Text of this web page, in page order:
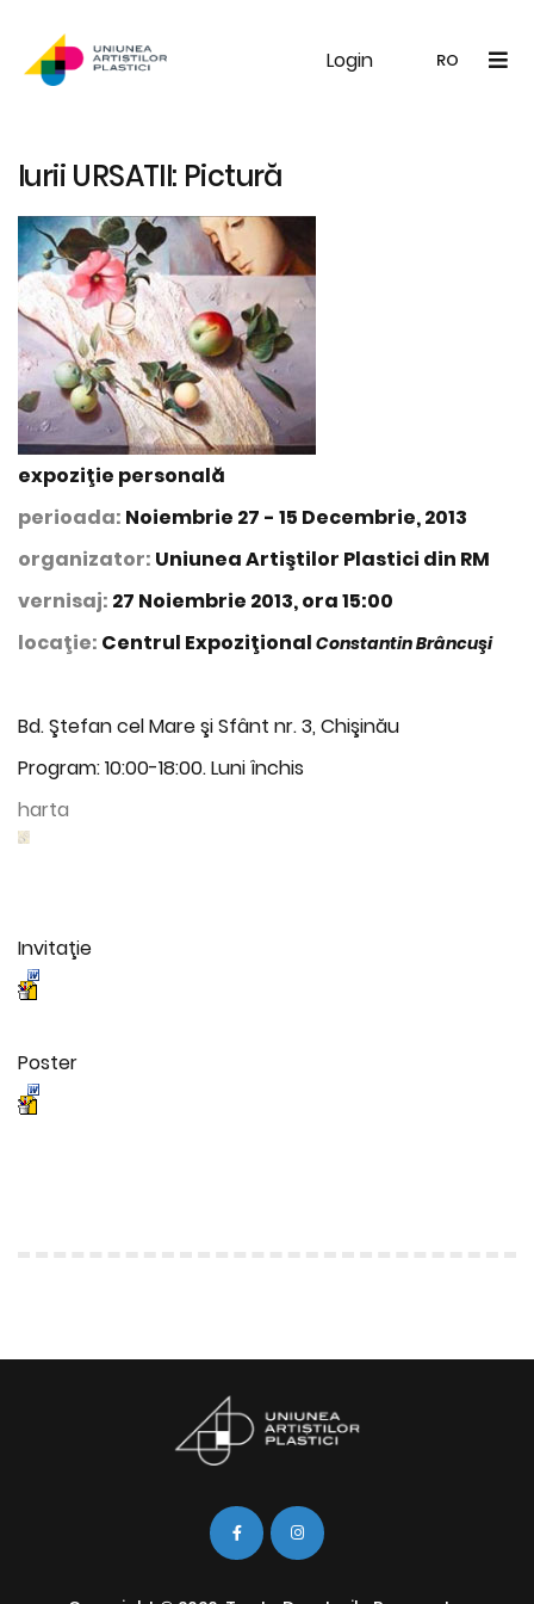
Login RO
UAP Galerie Noutăți
Iurii URSATII: Pictură
expoziţie personală
perioada: Noiembrie 27 - 15 Decembrie, 2013
organizator: Uniunea Artiştilor Plastici din RM
vernisaj: 27 Noiembrie 2013, ora 15:00
locaţie: Centrul Expoziţional Constantin Brâncuşi
Bd. Ştefan cel Mare şi Sfânt nr. 3, Chişinău
Program: 10:00-18:00. Luni închis
harta
Invitaţie
Poster